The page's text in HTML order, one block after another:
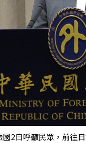
2日呼籲民眾，前往